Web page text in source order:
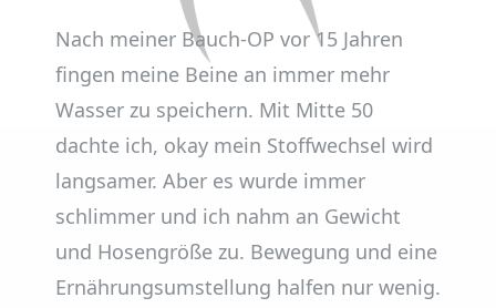
Nach meiner Bauch-OP vor 15 Jahren
fingen meine Beine an immer mehr
Wasser zu speichern. Mit Mitte 50
dachte ich, okay mein Stoffwechsel wird
langsamer. Aber es wurde immer
schlimmer und ich nahm an Gewicht
und Hosengröße zu. Bewegung und eine
Ernährungsumstellung halfen nur wenig.